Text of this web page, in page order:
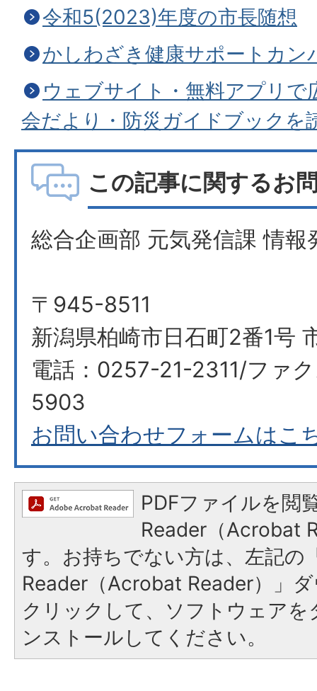
令和5(2023)年度の市長随想
かしわざき健康サポートカン
ウェブサイト・無料アプリで
会だより・防災ガイドブックを
この記事に関するお
総合企画部 元気発信課 情報
〒945-8511
新潟県柏崎市日石町2番1号
電話：0257-21-2311/ファ
5903​​​​​​​
お問い合わせフォームはこ
PDFファイルを閲
Reader（Acrobat
す。お持ちでない方は、左記の
Reader（Acrobat Reader）」
クリックして、ソフトウェア
ンストールしてください。